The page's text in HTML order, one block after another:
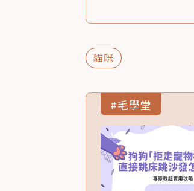
貓咪
#毛學堂